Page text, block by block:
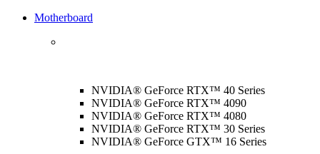
Motherboard
NVIDIA® GeForce RTX™ 40 Series
NVIDIA® GeForce RTX™ 4090
NVIDIA® GeForce RTX™ 4080
NVIDIA® GeForce RTX™ 30 Series
NVIDIA® GeForce GTX™ 16 Series